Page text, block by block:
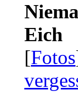
Eich
[Fotos